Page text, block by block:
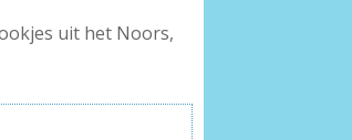
uit het Noors,